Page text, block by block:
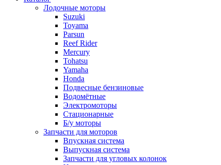
Лодочные моторы
Suzuki
Toyama
Parsun
Reef Rider
Mercury
Tohatsu
Yamaha
Honda
Подвесные бензиновые
Водомётные
Электромоторы
Стационарные
Б/у моторы
Запчасти для моторов
Впускная система
Выпускная система
Запчасти для угловых колонок